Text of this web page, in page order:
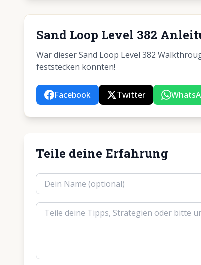
Sand Loop Level 382
War dieser Sand Loop Level 382
feststecken könnten!
Facebook Twitter
Teile deine Erfahrung